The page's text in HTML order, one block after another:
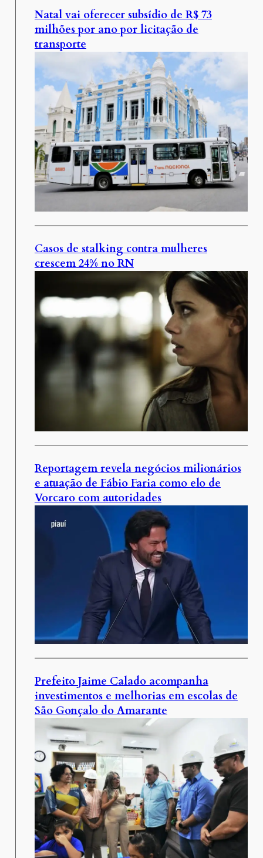
Natal vai oferecer subsídio de R$ 73
milhões por ano por licitação de
transporte
Casos de stalking contra mulheres
crescem 24% no RN
Reportagem revela negócios milionários
e atuação de Fábio Faria como elo de
Vorcaro com autoridades
Prefeito Jaime Calado acompanha
investimentos e melhorias em escolas de
São Gonçalo do Amarante